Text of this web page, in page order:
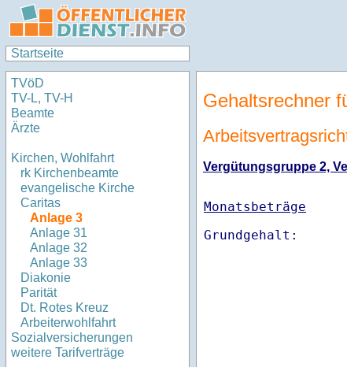
Startseite
TVöD
TV-L, TV-H
Beamte
Ärzte
Kirchen, Wohlfahrt
rk Kirchenbeamte
evangelische Kirche
Caritas
Anlage 3
Anlage 31
Anlage 32
Anlage 33
Diakonie
Parität
Dt. Rotes Kreuz
Arbeiterwohlfahrt
Sozialversicherungen
weitere Tarifverträge
Gehaltsrechner
Vergütungsgruppe 2,
Monatsbeträge